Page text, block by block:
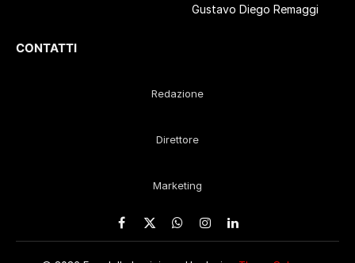
Gustavo Diego Remaggi
CONTATTI
Redazione
Direttore
Marketing
Facebook
X
WhatsApp
Instagram
LinkedIn